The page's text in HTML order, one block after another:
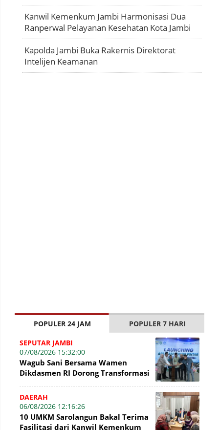
Kanwil Kemenkum Jambi Harmonisasi Dua
Ranperwal Pelayanan Kesehatan Kota Jambi
Kapolda Jambi Buka Rakernis Direktorat
Intelijen Keamanan
POPULER 24 JAM POPULER 7 HARI
SEPUTAR JAMBI
07/08/2026 15:32:00
Wagub Sani Bersama Wamen
Dikdasmen RI Dorong Transformasi
DAERAH
06/08/2026 12:16:26
10 UMKM Sarolangun Bakal Terima
Fasilitasi dari Kanwil Kemenkum